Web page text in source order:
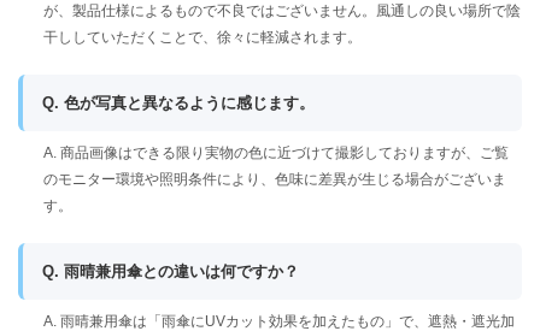
が、製品仕様によるもので不良ではございません。風通しの良い場所で陰
干ししていただくことで、徐々に軽減されます。
Q. 色が写真と異なるように感じます。
A. 商品画像はできる限り実物の色に近づけて撮影しておりますが、ご覧
のモニター環境や照明条件により、色味に差異が生じる場合がございま
す。
Q. 雨晴兼用傘との違いは何ですか？
A. 雨晴兼用傘は「雨傘にUVカット効果を加えたもの」で、遮熱・遮光加